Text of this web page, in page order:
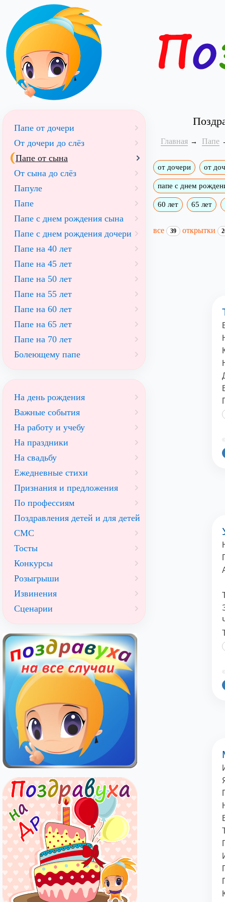
Главная Папе
от дочери от
папе с днем
60 лет 65 лет
все 39 открытки
Папе от дочери
От дочери до слёз
Папе от сына
От сына до слёз
Папуле
Папе
Папе с днем рождения сына
Папе с днем рождения дочери
Папе на 40 лет
Папе на 45 лет
Папе на 50 лет
Папе на 55 лет
Папе на 60 лет
Папе на 65 лет
Папе на 70 лет
Болеющему папе
На день рождения
Важные события
На работу и учебу
На праздники
На свадьбу
Ежедневные стихи
Признания и предложения
По профессиям
Поздравления детей и для детей
СМС
Тосты
Конкурсы
Розыгрыши
Извинения
Сценарии